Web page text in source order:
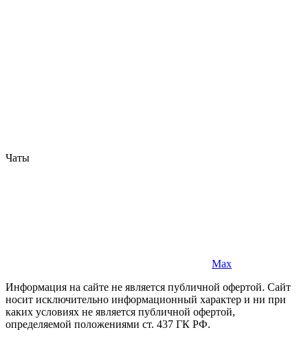
Чаты
Max
Информация на сайте не является публичной офертой. Cайт
носит исключительно информационный характер и ни при
каких условиях не является публичной офертой,
определяемой положениями ст. 437 ГК РФ.